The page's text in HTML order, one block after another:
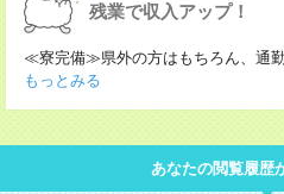
残業で収入アップ！
≪寮完備≫県外の方はもちろん、通
もっとみる
あなたの閲覧履歴